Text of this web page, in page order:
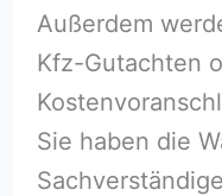
Außerdem
Kfz-Gutachten
Sie haben die